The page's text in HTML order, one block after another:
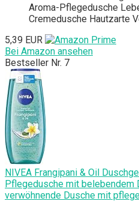
Aroma-Pflegedusche
Cremedusche Hautzarte
5,39 EUR
Bei Amazon ansehen
Bestseller Nr. 7
NIVEA Frangipani & Oil
Pflegedusche mit belebendem
verwöhnende Dusche mit